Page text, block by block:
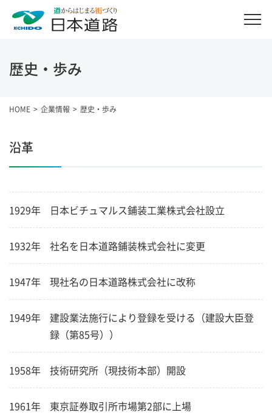
歴史・歩み
HOME 企業情報 歴史・歩み
沿革
1929年 日本ビチュマルス鋪装工業株式会社設立
1932年 社名を日本道路鋪装株式会社に変更
1947年 現社名の日本道路株式会社に改称
1949年
建設業法施行により登録を受ける（建設大臣登
録（第85号））
1958年 技術研究所（現技術本部）開設
1961年 東京証券取引所市場第2部に上場